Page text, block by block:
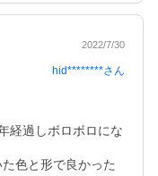
2022/7/30
hid********さん
経過しボロボロにな
色と形で良かった